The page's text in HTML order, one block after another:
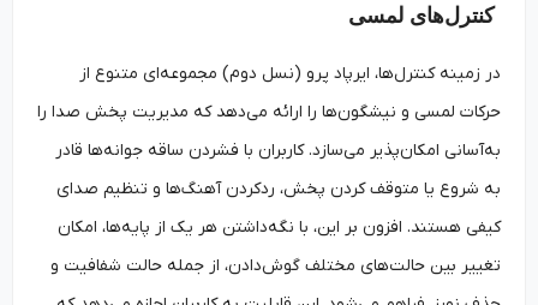
کنترل‌های لمسی
در زمینه کنترل‌ها، ایرپاد پرو (نسل دوم) مجموعه‌ای متنوع از
حرکات لمسی و نیشگون‌ها را ارائه می‌دهد که مدیریت پخش صدا را
به‌‌آسانی امکان‌پذیر می‌سازد. کاربران با فشردن ساقه جوانه‌ها قادر
به شروع یا متوقف کردن پخش، ردکردن آهنگ‌ها و تنظیم صدای
کیفی هستند. افزون بر این، با نگه‌داشتن هر یک از پایه‌ها، امکان
تغییر بین حالت‌های مختلف گوش‌‌دادن، از جمله حالت شفافیت و